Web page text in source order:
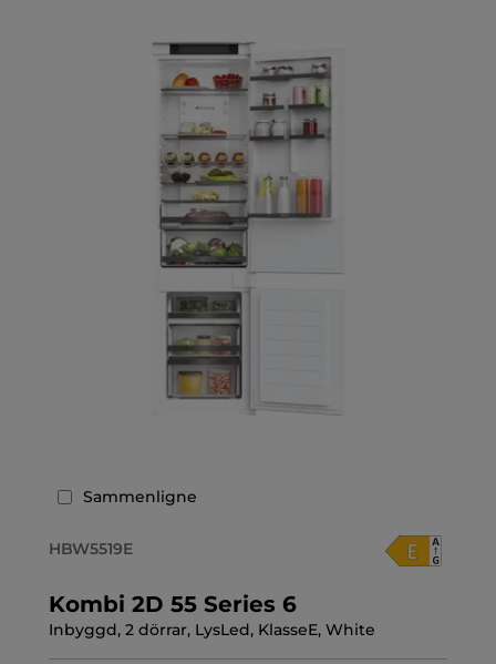
Sammenligne
HBW5519E
Kombi 2D 55 Series 6
Inbyggd, 2 dörrar, LysLed, KlasseE, White